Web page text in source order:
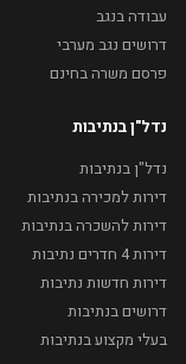
עבודה בנגב
דרושים נגב מערבי
פרסם משרה בחינם
נדל"ן בנתיבות
נדל"ן בנתיבות
דירות למכירה בנתיבות
דירות להשכרה בנתיבות
דירות 4 חדרים נתיבות
דירות חדשות נתיבות
דרושים בנתיבות
בעלי מקצוע בנתיבות